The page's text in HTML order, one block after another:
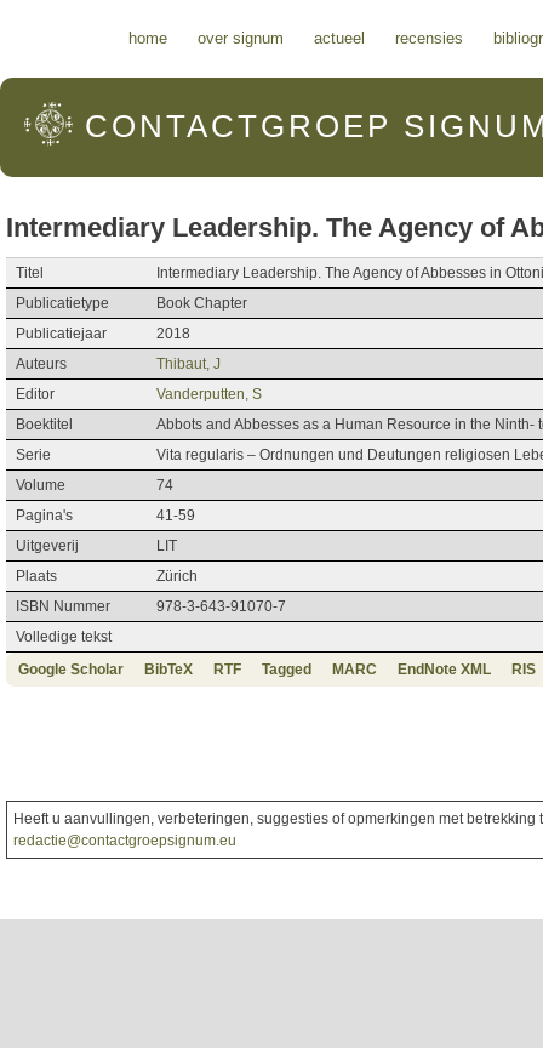
home over signum actueel recensies
CONTACTGROEP
Intermediary Leadership. The Agency of
Titel
Intermediary Leadership. The Agency of Abbesses in
Publicatietype
Book Chapter
Publicatiejaar
2018
Auteurs
Thibaut, J
Editor
Vanderputten, S
Boektitel
Abbots and Abbesses as a Human Resource in the Ninth-
Serie
Vita regularis – Ordnungen und Deutungen religiosen
Volume
74
Pagina's
41-59
Uitgeverij
LIT
Plaats
Zürich
ISBN Nummer
978-3-643-91070-7
Volledige tekst
Google Scholar
BibTeX RTF Tagged MARC EndNote XML RIS
Heeft u aanvullingen, verbeteringen, suggesties of opmerkingen met
redactie@contactgroepsignum.eu